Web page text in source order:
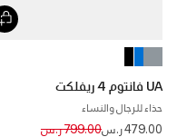
UA فانتوم 4 ريفلكت
حذاء للرجال والنساء
479.00 ر.س Price reduced from
799.00 ر.س to